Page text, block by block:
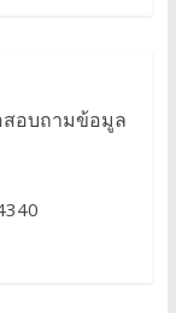
อบถามข้อมูล